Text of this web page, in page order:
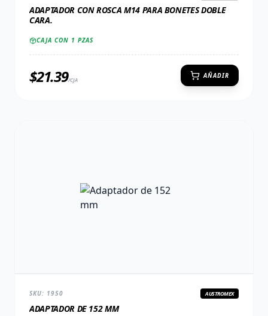
ADAPTADOR CON ROSCA M14 PARA BONETES DOBLE
CARA.
CAJA CON 1 PZAS
$21.39/CJA
AÑADIR
SKU: 1950 AUSTROMEX
ADAPTADOR DE 152 MM